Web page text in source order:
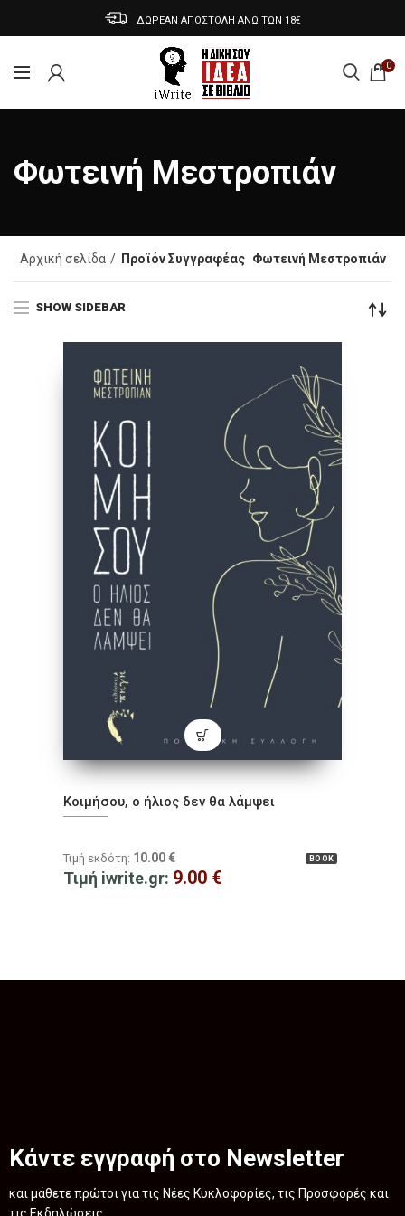
ΔΩΡΕΑΝ ΑΠΟΣΤΟΛΗ ΑΝΩ ΤΩΝ 18€
0
Φωτεινή Μεστροπιάν
Αρχική σελίδα Προϊόν Συγγραφέας Φωτεινή Μεστροπιάν
SHOW SIDEBAR
Κοιμήσου, ο ήλιος δεν θα λάμψει
BOOK
Τιμή εκδότη: 10.00 €
Τιμή iwrite.gr: 9.00 €
Κάντε εγγραφή στο Newsletter
και μάθετε πρώτοι για τις Νέες Κυκλοφορίες, τις Προσφορές και